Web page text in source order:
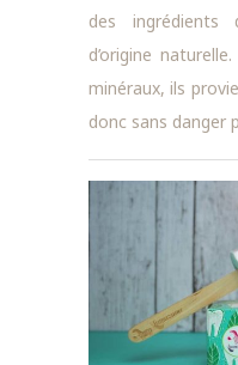
des
d’origine
minéraux, ils
donc sans danger